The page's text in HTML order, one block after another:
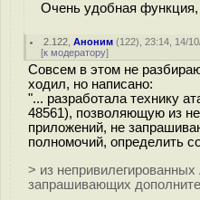
Очень удобная функция,
2.122 ,Аноним (122), 23:14, 14/
[к модератору]
Совсем в этом не
ходил, но написано:
"... разработала технику
48561), позволяющую из
приложений, не
полномочий, определить
> из
запрашивающих